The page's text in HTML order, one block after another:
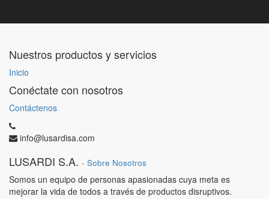
Nuestros productos y servicios
Inicio
Conéctate con nosotros
Contáctenos
info@lusardisa.com
LUSARDI S.A. - Sobre Nosotros
Somos un equipo de personas apasionadas cuya meta es
mejorar la vida de todos a través de productos disruptivos.